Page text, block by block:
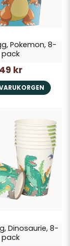
Pokemon, 8-
pack
49 kr
Dinosaurie, 8-
pack